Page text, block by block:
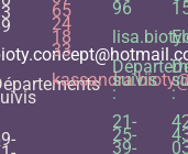
65
24
18
33
96
suivis
:
21-
25-
39-
: